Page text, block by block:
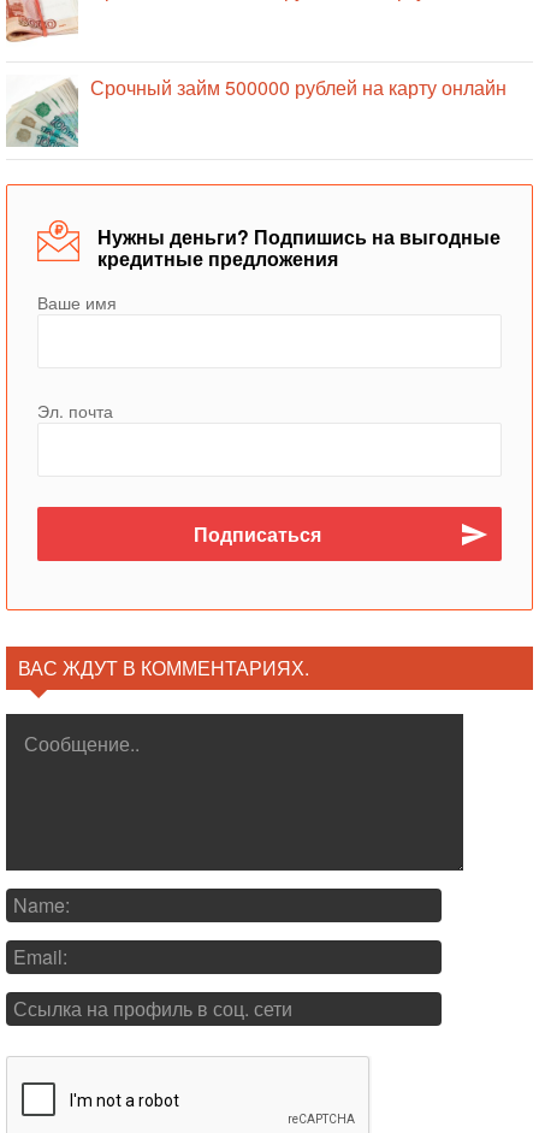
Срочный займ 500000 рублей на карту онлайн
Нужны деньги? Подпишись на выгодные
кредитные предложения
Ваше имя
Эл. почта
ВАС ЖДУТ В КОММЕНТАРИЯХ.